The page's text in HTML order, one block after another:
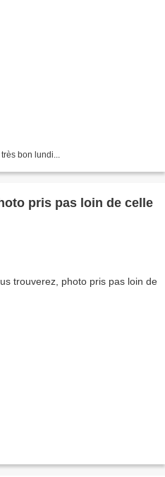
bon lundi...
pris pas loin de celle